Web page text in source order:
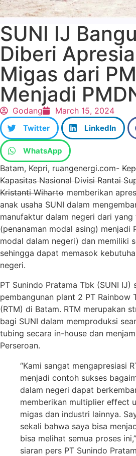
SUNI IJ
Diberi
Migas dari
Menjadi
Godang March 15, 2024
Twitter LinkedIn
WhatsApp
Batam, Kepri, ruangenergi.com-
Kapasitas Nasional Divisi Rantai
Kristanti Wiharto memberikan
anak usaha SUNI dalam
manufaktur dalam negeri dari yang
(penanaman modal asing) menjadi
modal dalam negeri) dan memiliki
sehingga dapat memasok
negeri.
PT Sunindo Pratama Tbk (SUNI IJ)
pembangunan plant 2 PT Rainbow
(RTM) di Batam. RTM merupakan
bagi SUNI dalam memproduksi
tubing secara in-house dan
Perseroan.
“Kami sangat mengapresiasi
menjadi contoh sukses
dalam negeri dapat
memberikan multiplier effect
migas dan industri lainnya.
sekali bahwa saya bisa
bisa melihat semua proses
siaran pers PT Sunindo